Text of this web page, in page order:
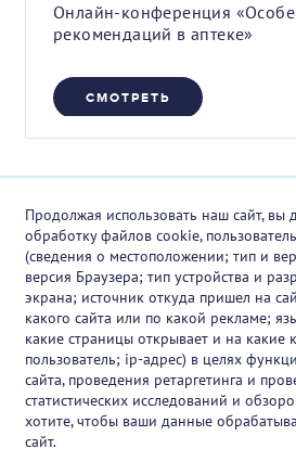
Онлайн-конференция
рекомендаций в аптеке»
СМОТРЕТЬ
Продолжая использовать наш сайт, вы
обработку файлов cookie,
(сведения о местоположении; тип и
версия Браузера; тип устройства и
экрана; источник откуда пришел на
какого сайта или по какой рекламе;
какие страницы открывает и на какие
пользователь; ip-адрес) в целях
сайта, проведения ретаргетинга и
статистических исследований и
хотите, чтобы ваши данные
сайт.